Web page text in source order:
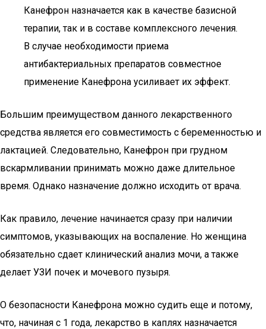
Канефрон назначается как в качестве базисной
терапии, так и в составе комплексного лечения.
В случае необходимости приема
антибактериальных препаратов совместное
применение Канефрона усиливает их эффект.
Большим преимуществом данного лекарственного
средства является его совместимость с беременностью и
лактацией. Следовательно, Канефрон при грудном
вскармливании принимать можно даже длительное
время. Однако назначение должно исходить от врача.
Как правило, лечение начинается сразу при наличии
симптомов, указывающих на воспаление. Но женщина
обязательно сдает клинический анализ мочи, а также
делает УЗИ почек и мочевого пузыря.
О безопасности Канефрона можно судить еще и потому,
что, начиная с 1 года, лекарство в каплях назначается